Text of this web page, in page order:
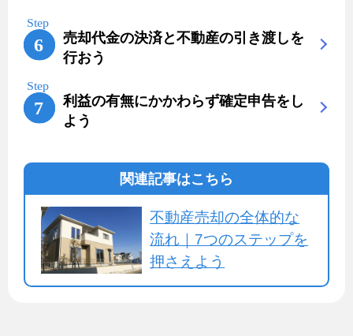
売却代金の決済と不動産の引き渡しを
行おう
利益の有無にかかわらず確定申告をし
よう
関連記事はこちら
不動産売却の全体的な
流れ｜7つのステップを
押さえよう